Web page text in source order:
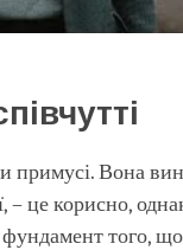
примусі. Вона
– це корисно,
фундамент того,